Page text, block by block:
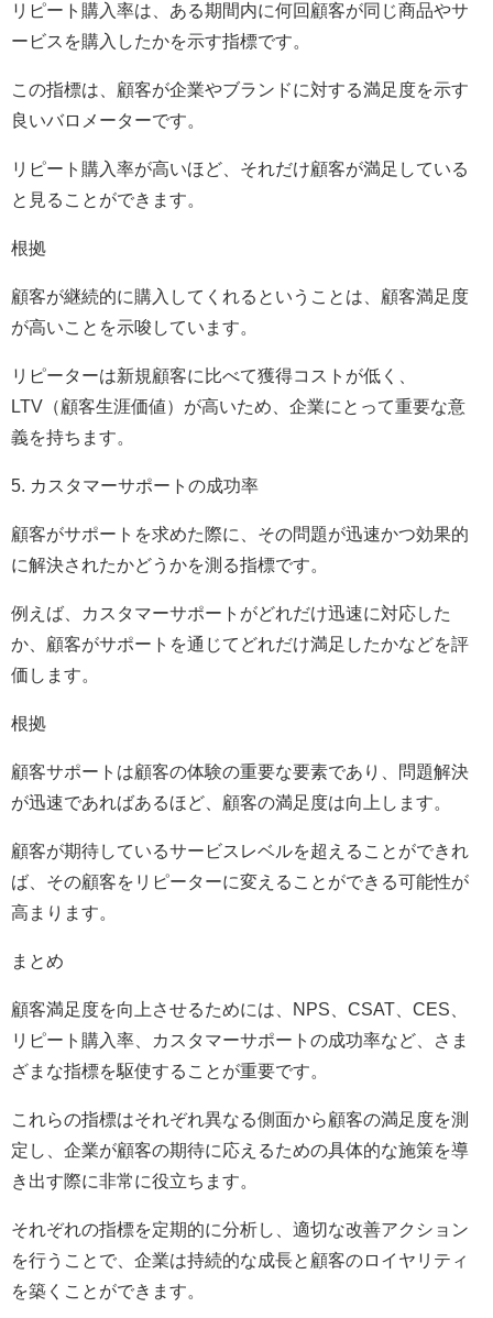
リピート購入率は、ある期間内に何回顧客が同じ商品やサ
ービスを購入したかを示す指標です。
この指標は、顧客が企業やブランドに対する満足度を示す
良いバロメーターです。
リピート購入率が高いほど、それだけ顧客が満足している
と見ることができます。
根拠
顧客が継続的に購入してくれるということは、顧客満足度
が高いことを示唆しています。
リピーターは新規顧客に比べて獲得コストが低く、
LTV（顧客生涯価値）が高いため、企業にとって重要な意
義を持ちます。
5. カスタマーサポートの成功率
顧客がサポートを求めた際に、その問題が迅速かつ効果的
に解決されたかどうかを測る指標です。
例えば、カスタマーサポートがどれだけ迅速に対応した
か、顧客がサポートを通じてどれだけ満足したかなどを評
価します。
根拠
顧客サポートは顧客の体験の重要な要素であり、問題解決
が迅速であればあるほど、顧客の満足度は向上します。
顧客が期待しているサービスレベルを超えることができれ
ば、その顧客をリピーターに変えることができる可能性が
高まります。
まとめ
顧客満足度を向上させるためには、NPS、CSAT、CES、
リピート購入率、カスタマーサポートの成功率など、さま
ざまな指標を駆使することが重要です。
これらの指標はそれぞれ異なる側面から顧客の満足度を測
定し、企業が顧客の期待に応えるための具体的な施策を導
き出す際に非常に役立ちます。
それぞれの指標を定期的に分析し、適切な改善アクション
を行うことで、企業は持続的な成長と顧客のロイヤリティ
を築くことができます。